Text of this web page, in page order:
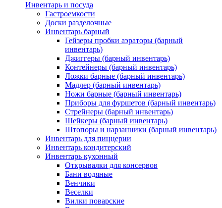
Инвентарь и посуда
Гастроемкости
Доски разделочные
Инвентарь барный
Гейзеры пробки аэраторы (барный
инвентарь)
Джиггеры (барный инвентарь)
Контейнеры (барный инвентарь)
Ложки барные (барный инвентарь)
Мадлер (барный инвентарь)
Ножи барные (барный инвентарь)
Приборы для фуршетов (барный инвентарь)
Стрейнеры (барный инвентарь)
Шейкеры (барный инвентарь)
Штопоры и нарзанники (барный инвентарь)
Инвентарь для пиццерии
Инвентарь кондитерский
Инвентарь кухонный
Открывалки для консервов
Бани водяные
Венчики
Веселки
Вилки поварские